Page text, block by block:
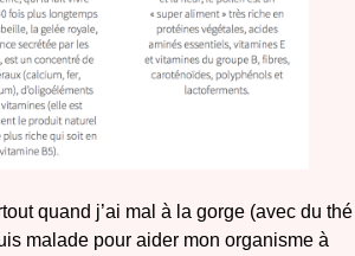
quand j’ai mal à la gorge (avec du thé
malade pour aider mon organisme à